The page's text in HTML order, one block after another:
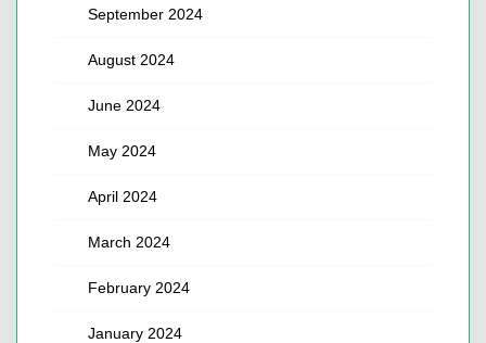
September 2024
August 2024
June 2024
May 2024
April 2024
March 2024
February 2024
January 2024